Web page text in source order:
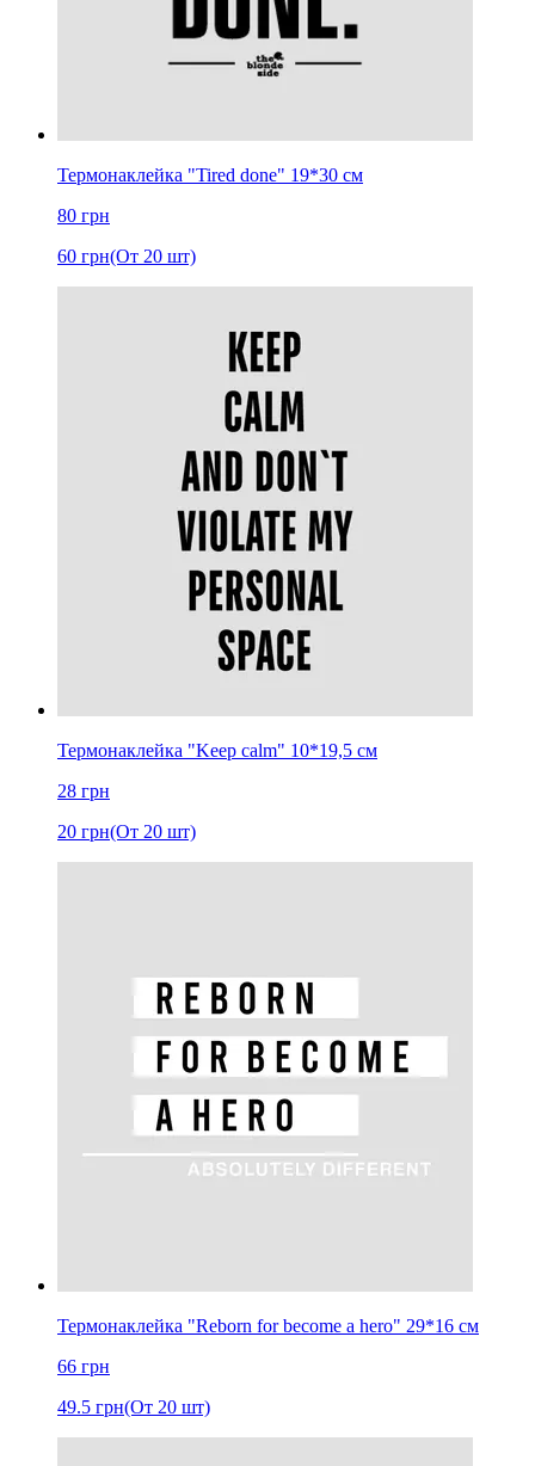
Термонаклейка "Tired done" 19*30 см
80 грн
60 грн(От 20 шт)
Термонаклейка "Keep calm" 10*19,5 см
28 грн
20 грн(От 20 шт)
Термонаклейка "Reborn for become a hero" 29*16 см
66 грн
49.5 грн(От 20 шт)